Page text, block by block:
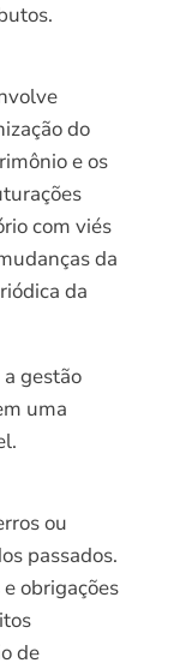
do
e os
com viés
da
da
gestão
uma
ou
passados.
obrigações
de